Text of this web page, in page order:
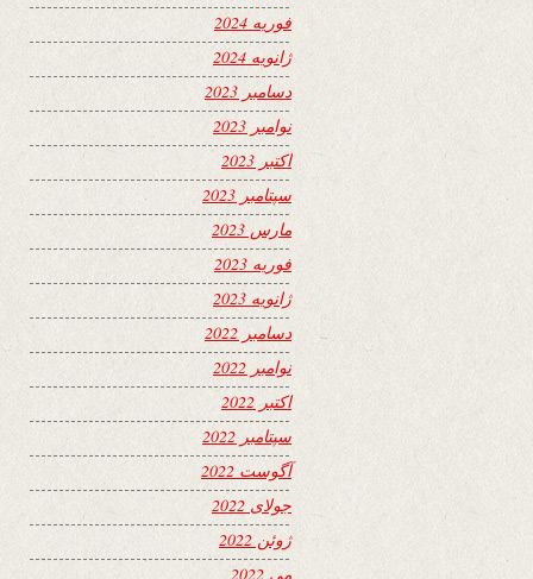
فوریه 2024
ژانویه 2024
دسامبر 2023
نوامبر 2023
اکتبر 2023
سپتامبر 2023
مارس 2023
فوریه 2023
ژانویه 2023
دسامبر 2022
نوامبر 2022
اکتبر 2022
سپتامبر 2022
آگوست 2022
جولای 2022
ژوئن 2022
می 2022